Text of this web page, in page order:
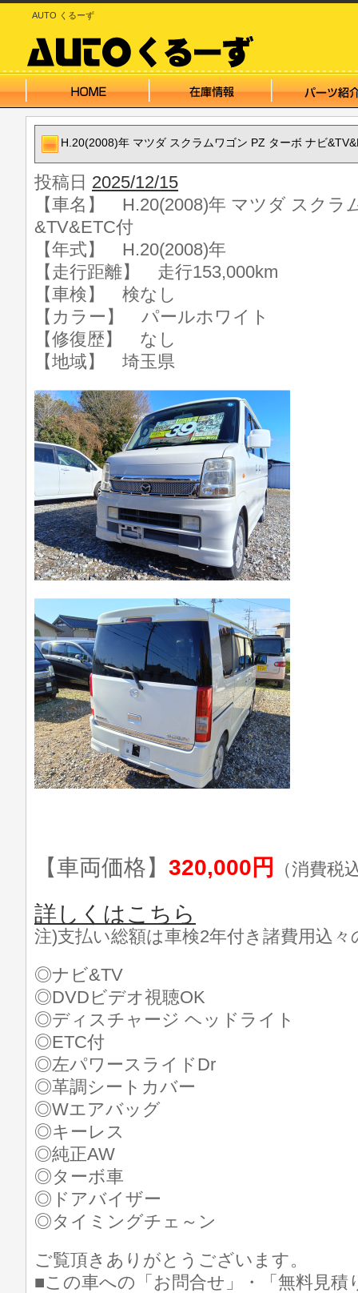
AUTO くるーず
H.20(2008)年 マツダ スクラムワゴン PZ ターボ ナビ
投稿日 2025/12/15
【車名】 H.20(2008)年 マツダ スクラ
&TV&ETC付
【年式】 H.20(2008)年
【走行距離】 走行153,000km
【車検】 検なし
【カラー】 パールホワイト
【修復歴】 なし
【地域】 埼玉県
【車両価格】 320,000円 （消費税
詳しくはこちら
注)支払い総額は車検2年付き諸費用込
◎ナビ&TV
◎DVDビデオ視聴OK
◎ディスチャージ ヘッドライト
◎ETC付
◎左パワースライドDr
◎革調シートカバー
◎Wエアバッグ
◎キーレス
◎純正AW
◎ターボ車
◎ドアバイザー
◎タイミングチェ～ン
ご覧頂きありがとうございます。
■この車への「お問合せ」・「無料見積